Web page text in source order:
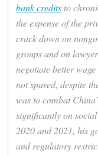
bank creditsto
the expense of the
crack down on
groups and on
negotiate better
not spared, despite
was to combat
significantly on
2020 and 2021, his
and regulatory